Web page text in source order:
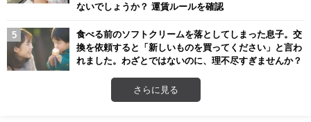
ないでしょうか？ 運賃ルールを確認
食べる前のソフトクリームを落としてしまった息子。交
換を依頼すると「新しいものを買ってください」と言わ
れました。わざとではないのに、理不尽すぎませんか？
さらに見る